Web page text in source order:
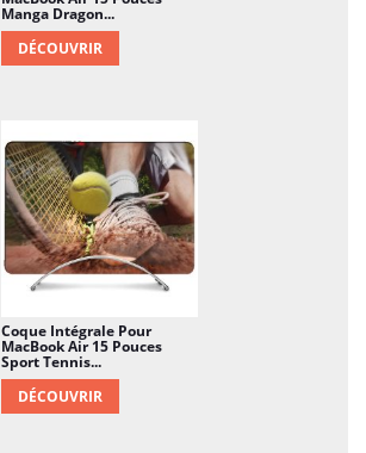
Manga Dragon...
DÉCOUVRIR
Coque Intégrale Pour
MacBook Air 15 Pouces
Sport Tennis...
DÉCOUVRIR